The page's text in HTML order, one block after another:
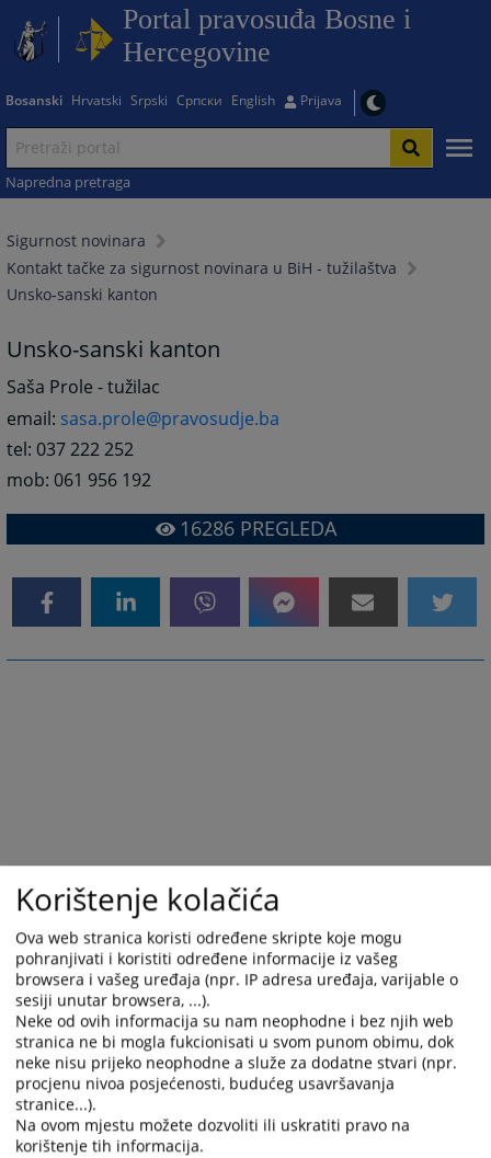
Portal pravosuđa Bosne i
Hercegovine
Bosanski Hrvatski Srpski Српски English Prijava
Napredna pretraga
Sigurnost novinara
Kontakt tačke za sigurnost novinara u BiH - tužilaštva
Unsko-sanski kanton
Unsko-sanski kanton
Saša Prole - tužilac
email: sasa.prole@pravosudje.ba
tel: 037 222 252
mob: 061 956 192
16286PREGLEDA
Korištenje kolačića
Ova web stranica koristi određene skripte koje mogu
pohranjivati i koristiti određene informacije iz vašeg
browsera i vašeg uređaja (npr. IP adresa uređaja, varijable o
sesiji unutar browsera, ...).
Neke od ovih informacija su nam neophodne i bez njih web
stranica ne bi mogla fukcionisati u svom punom obimu, dok
neke nisu prijeko neophodne a služe za dodatne stvari (npr.
procjenu nivoa posjećenosti, budućeg usavršavanja
stranice...).
Na ovom mjestu možete dozvoliti ili uskratiti pravo na
korištenje tih informacija.